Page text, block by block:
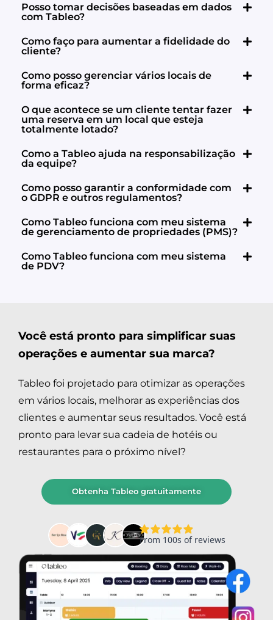
Posso tomar decisões baseadas em dados
com Tableo?
Como faço para aumentar a fidelidade do
cliente?
Como posso gerenciar vários locais de
forma eficaz?
O que acontece se um cliente tentar fazer
uma reserva em um local que esteja
totalmente lotado?
Como a Tableo ajuda na responsabilização
da equipe?
Como posso garantir a conformidade com
o GDPR e outros regulamentos?
Como Tableo funciona com meu sistema
de gerenciamento de propriedades (PMS)?
Como Tableo funciona com meu sistema
de PDV?
Você está pronto para simplificar suas
operações e aumentar sua marca?
Tableo foi projetado para otimizar as operações
em vários locais, melhorar as experiências dos
clientes e aumentar seus resultados. Você está
pronto para levar sua cadeia de hotéis ou
restaurantes para o próximo nível?
Obtenha Tableo gratuitamente